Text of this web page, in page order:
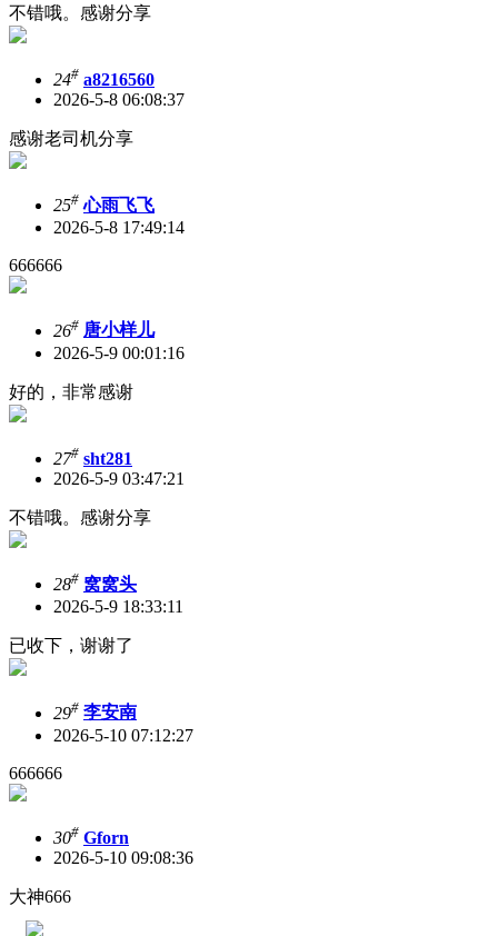
不错哦。感谢分享
24# a8216560
2026-5-8 06:08:37
感谢老司机分享
25# 心雨飞飞
2026-5-8 17:49:14
666666
26# 唐小样儿
2026-5-9 00:01:16
好的，非常感谢
27# sht281
2026-5-9 03:47:21
不错哦。感谢分享
28# 窝窝头
2026-5-9 18:33:11
已收下，谢谢了
29# 李安南
2026-5-10 07:12:27
666666
30# Gforn
2026-5-10 09:08:36
大神666